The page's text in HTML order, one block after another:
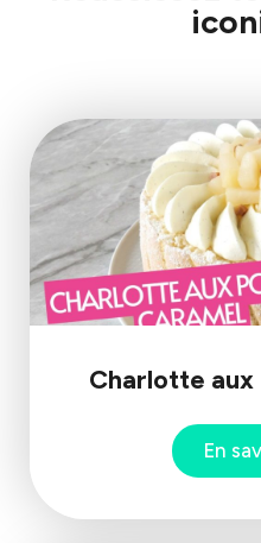
Charlotte aux
En